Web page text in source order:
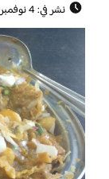
نشر في: 4 نوفمبر، 2021